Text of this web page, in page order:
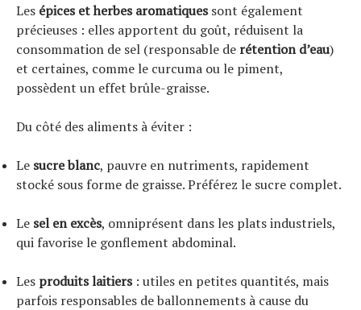
Les épices et herbes aromatiquessont également
précieuses : elles apportent du goût, réduisent la
consommation de sel (responsable de rétention d’eau)
et certaines, comme le curcuma ou le piment,
possèdent un effet brûle-graisse.
Du côté des aliments à éviter :
Le sucre blanc, pauvre en nutriments, rapidement
stocké sous forme de graisse. Préférez le sucre complet.
Le sel en excès, omniprésent dans les plats industriels,
qui favorise le gonflement abdominal.
Les produits laitiers: utiles en petites quantités, mais
parfois responsables de ballonnements à cause du